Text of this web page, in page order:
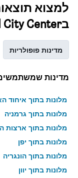
למצוא
בHotel Continental City Center
מדינות פופולריות
מדינות
מלונות בתוך איחוד
מלונות בתוך גרמניה
מלונות בתוך ארצות
מלונות בתוך יפן
מלונות בתוך הונגריה
מלונות בתוך יוון